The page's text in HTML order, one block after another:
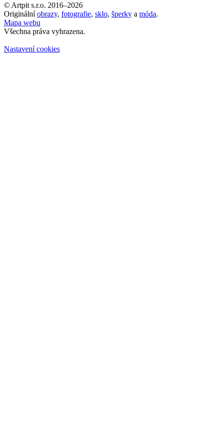
© Artpit s.r.o. 2016–2026
Originálníobrazy, fotografie, sklo, šperky a móda.
Mapa webu
Všechna práva vyhrazena.
Nastavení cookies